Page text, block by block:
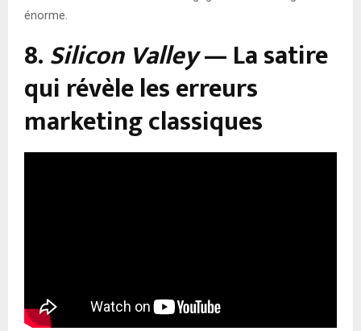
énorme.
8.Silicon Valley— La satire
qui révèle les erreurs
marketing classiques